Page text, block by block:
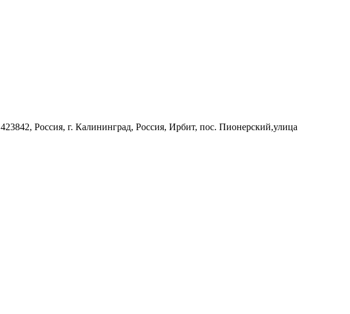
423842, Россия, г. Калининград, Россия, Ирбит, пос. Пионерский,улица